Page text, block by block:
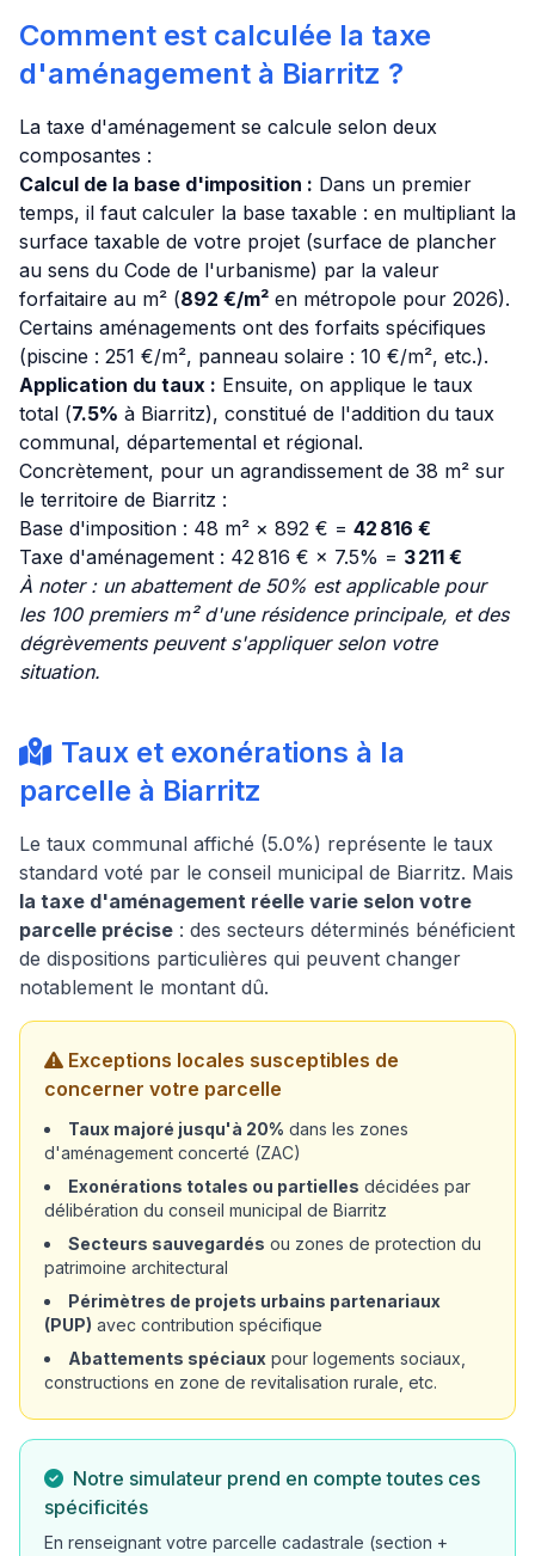
Comment est calculée la taxe
d'aménagement à Biarritz ?
La taxe d'aménagement se calcule selon deux
composantes :
Calcul de la base d'imposition : Dans un premier
temps, il faut calculer la base taxable : en multipliant la
surface taxable de votre projet (surface de plancher
au sens du Code de l'urbanisme) par la valeur
forfaitaire au m² (892 €/m² en métropole pour 2026).
Certains aménagements ont des forfaits spécifiques
(piscine : 251 €/m², panneau solaire : 10 €/m², etc.).
Application du taux : Ensuite, on applique le taux
total (7.5% à Biarritz), constitué de l'addition du taux
communal, départemental et régional.
Concrètement, pour un agrandissement de 38 m² sur
le territoire de Biarritz :
Base d'imposition : 48 m² × 892 € = 42 816 €
Taxe d'aménagement : 42 816 € × 7.5% = 3 211 €
À noter : un abattement de 50% est applicable pour
les 100 premiers m² d'une résidence principale, et des
dégrèvements peuvent s'appliquer selon votre
situation.
Taux et exonérations à la
parcelle à Biarritz
Le taux communal affiché (5.0%) représente le taux
standard voté par le conseil municipal de Biarritz. Mais
la taxe d'aménagement réelle varie selon votre
parcelle précise : des secteurs déterminés bénéficient
de dispositions particulières qui peuvent changer
notablement le montant dû.
Exceptions locales susceptibles de
concerner votre parcelle
Taux majoré jusqu'à 20% dans les zones
d'aménagement concerté (ZAC)
Exonérations totales ou partielles décidées par
délibération du conseil municipal de Biarritz
Secteurs sauvegardés ou zones de protection du
patrimoine architectural
Périmètres de projets urbains partenariaux
(PUP) avec contribution spécifique
Abattements spéciaux pour logements sociaux,
constructions en zone de revitalisation rurale, etc.
Notre simulateur prend en compte toutes ces
spécificités
En renseignant votre parcelle cadastrale (section +